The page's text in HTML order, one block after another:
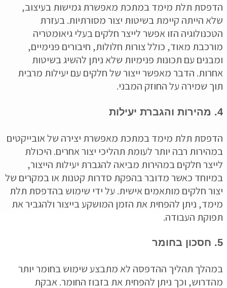
תלת מימד במתכת מאפשרת גמישות בעיצוב,
הייתה קיימת בשיטות יצור מסורתיות. בעזרת
הזו אפשר לייצר חלקים בעלי גיאומטריה
מאוד, כולל צורות חלולות, חיבורים פנימיים,
עם תכונות פנימיות שלא ניתן להשיג בשיטות
הדבר מאפשר ייצור של חלקים עם יעילות מרבית
שמירה על החוזק המבני.
תלת מימד במתכת מאפשרת יצירה של אובייקטים
רבה יותר לעומת תהליכי יצור אחרים. היכולת
חלקים במהירות מביאה להגברת יעילות הייצור,
כאשר מדובר בהפקת סדרות קטנות או במקרים של
חלקים מותאמים אישית. על ידי שימוש בהדפסת תלת
ניתן להפחית את הזמן המושקע בייצור ולהגביר את
העבודה.
תהליך ההדפסה לא מתבצע שימוש בחומר יותר
וכך ניתן להפחית את בזבוז החומר. אבקת